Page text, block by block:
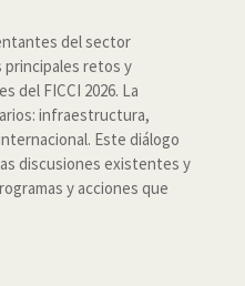
del sector
principales retos y
del FICCI 2026. La
infraestructura,
Este diálogo
discusiones existentes y
y acciones que